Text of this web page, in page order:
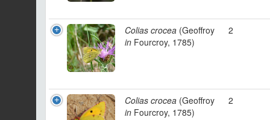
Colias crocea (Geoffroy
in Fourcroy, 1785)
2
Colias crocea (Geoffroy
in Fourcroy, 1785)
2